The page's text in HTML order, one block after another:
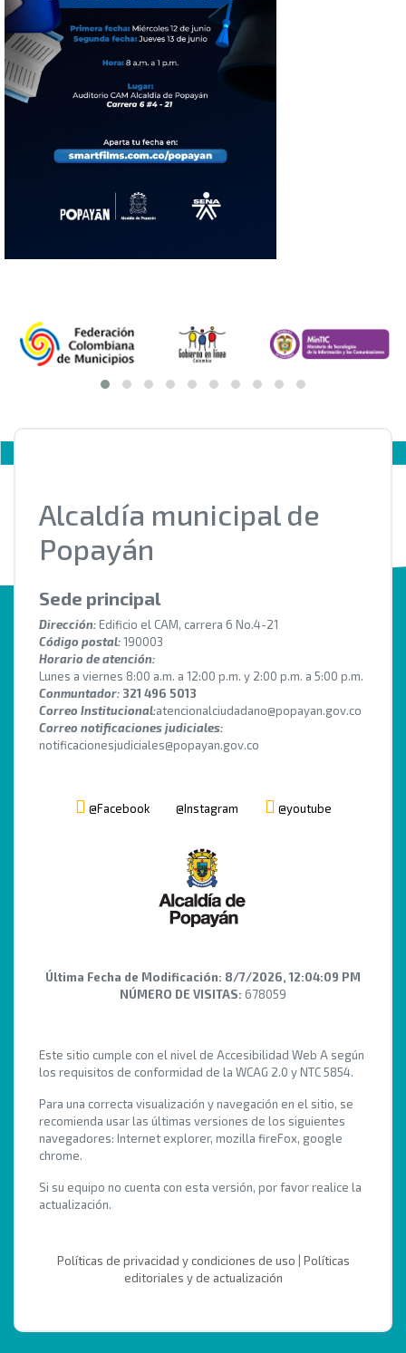
Alcaldía municipal de
Popayán
Sede principal
Dirección: Edificio el CAM, carrera 6 No.4-21
Código postal:190003
Horario de atención:
Lunes a viernes 8:00 a.m. a 12:00 p.m. y 2:00 p.m. a 5:00 p.m.
Conmuntador: 321 496 5013
Correo Institucional:atencionalciudadano@popayan.gov.co
Correo notificaciones judiciales:
notificacionesjudiciales@popayan.gov.co
@Facebook @Instagram @youtube
Última Fecha de Modificación: 8/7/2026, 12:04:09 PM
NÚMERO DE VISITAS: 678059
Este sitio cumple con el nivel de Accesibilidad Web A según
los requisitos de conformidad de la WCAG 2.0 y NTC 5854.
Para una correcta visualización y navegación en el sitio, se
recomienda usar las últimas versiones de los siguientes
navegadores: Internet explorer, mozilla fireFox, google
chrome.
Si su equipo no cuenta con esta versión, por favor realice la
actualización.
Políticas de privacidad y condiciones de uso
Políticas
editoriales y de actualización